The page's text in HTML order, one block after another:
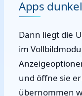
Apps
Dann liegt die
im
und öffne sie
übernommen